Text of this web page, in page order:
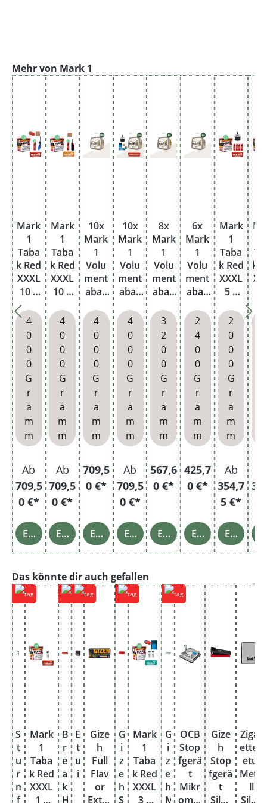
Produktgalerie überspringen
Mehr von Mark 1
Mark
1
Taba
k Red
XXXL
10 x
400g
Eimer
mit
Feuer
zeuge
n
4
0
0
0
G
r
a
m
m
Ab
709,5
0 €*
Einzelheiten
Mark
1
Taba
k Red
XXXL
10 x
Eimer
mit
Stabf
euerz
eug
4
0
0
0
G
r
a
m
m
Ab
709,5
0 €*
Einzelheiten
10x
Mark
1
Volu
ment
abak
nal
Gold
Eimer
4
0
0
0
G
r
a
m
m
709,5
0 €*
Einzelheiten
10x
Mark
1
Volu
ment
abak
nal
Gold
Eimer
mit
wähl
baren
Hülse
n
4
0
0
0
G
r
a
m
m
Ab
709,5
0 €*
Einzelheiten
8x
Mark
1
Volu
ment
abak
nal
Gold
Eimer
3
2
0
0
G
r
a
m
m
567,6
0 €*
Einzelheiten
6x
Mark
1
Volu
ment
abak
nal
Gold
Eimer
2
4
0
0
G
r
a
m
m
425,7
0 €*
Einzelheiten
Mark
1
Taba
k Red
XXXL
5 x
Eimer
mit
Filter
hülse
n und
Asch
enbe
cher
2
0
0
0
G
r
a
m
m
Ab
354,7
5 €*
Einzelheiten
k
5
Produktgalerie überspringen
Das könnte dir auch gefallen
S
t
u
r
m
f
Mark
1
Taba
k Red
XXXL
1 x
B
r
e
a
k
H
E
t
u
i
Gize
h
Full
Flav
or
Extra
G
i
z
e
h
S
Mark
1
Taba
k Red
XXXL
3 x
G
i
z
e
h
M
OCB
Stop
fgerä
t
Mikr
omat
Gize
h
Stop
fgerä
t
Silve
Zigar
etten
etui
Meta
ll
Silbe